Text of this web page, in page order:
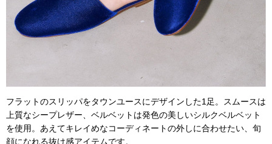
フラットのスリッパをタウンユースにデザインした1足。スムースは
上質なシープレザー、ベルベットは発色の美しいシルクベルベット
を使用。あえてキレイめなコーディネートの外しに合わせたい、旬
顔になれる抜け感アイテムです。